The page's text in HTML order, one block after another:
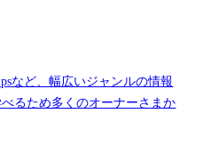
など、幅広いジャンルの情報
るため多くのオーナーさまか